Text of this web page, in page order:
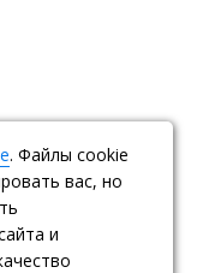
. Файлы cookie
вас, но
и